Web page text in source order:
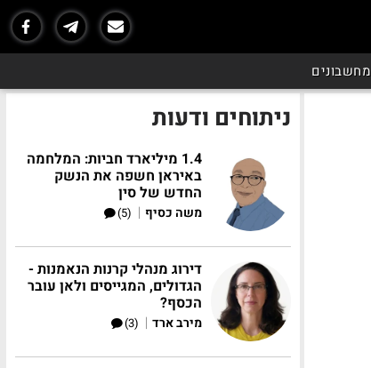
מחשבונים
ניתוחים ודעות
1.4 מיליארד חביות: המלחמה
באיראן חשפה את הנשק
החדש של סין
משה כסיף |
(5)
דירוג מנהלי קרנות הנאמנות -
הגדולים, המגייסים ולאן עובר
הכסף?
מירב ארד |
(3)